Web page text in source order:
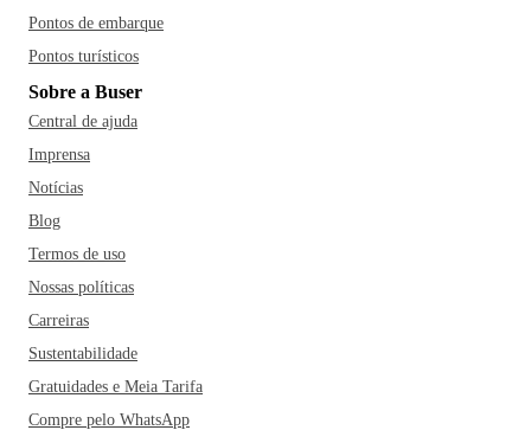
Pontos de embarque
Pontos turísticos
Sobre a Buser
Central de ajuda
Imprensa
Notícias
Blog
Termos de uso
Nossas políticas
Carreiras
Sustentabilidade
Gratuidades e Meia Tarifa
Compre pelo WhatsApp